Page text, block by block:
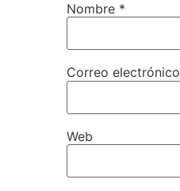
Nombre *
Correo electrónico
Web